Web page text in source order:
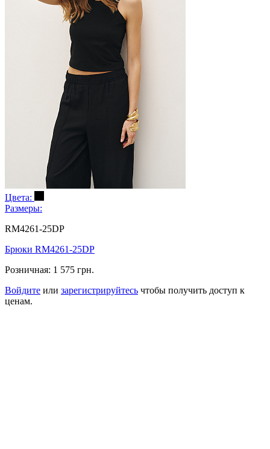
Цвета:
Размеры:
RM4261-25DP
Брюки RM4261-25DP
Розничная: 1 575 грн.
Войдите или зарегистрируйтесь чтобы получить доступ к
ценам.